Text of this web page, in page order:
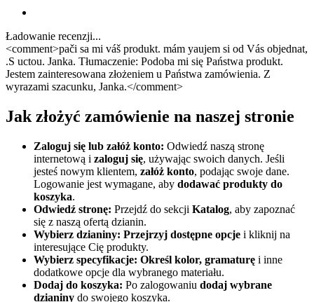
Ładowanie recenzji...
<comment>pači sa mi váš produkt. mám yaujem si od Vás objednat,
.S uctou. Janka. Tłumaczenie: Podoba mi się Państwa produkt.
Jestem zainteresowana złożeniem u Państwa zamówienia. Z
wyrazami szacunku, Janka.</comment>
Jak złożyć zamówienie na naszej stronie
Zaloguj się lub załóż konto: Odwiedź naszą stronę
internetową i zaloguj się, używając swoich danych. Jeśli
jesteś nowym klientem, załóż konto, podając swoje dane.
Logowanie jest wymagane, aby dodawać produkty do
koszyka.
Odwiedź stronę: Przejdź do sekcji Katalog, aby zapoznać
się z naszą ofertą dzianin.
Wybierz dzianiny: Przejrzyj dostępne opcje i kliknij na
interesujące Cię produkty.
Wybierz specyfikacje: Określ kolor, gramaturę i inne
dodatkowe opcje dla wybranego materiału.
Dodaj do koszyka: Po zalogowaniu dodaj wybrane
dzianiny do swojego koszyka.